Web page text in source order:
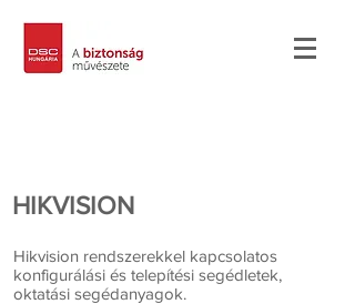
HIKVISION
Hikvision rendszerekkel kapcsolatos
konfigurálási és telepítési segédletek,
oktatási segédanyagok.